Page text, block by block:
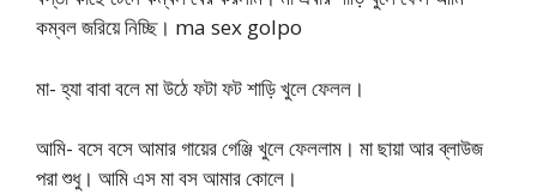
কম্বল জরিয়ে নিচ্ছি। ma sex golpo
মা- হ্যা বাবা বলে মা উঠে ফটা ফট শাড়ি খুলে ফেলল।
আমি- বসে বসে আমার গায়ের গেঞ্জি খুলে ফেললাম। মা ছায়া আর ব্লাউজ
পরা শুধু। আমি এস মা বস আমার কোলে।